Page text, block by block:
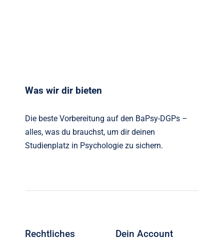
Was wir dir bieten
Die beste Vorbereitung auf den BaPsy-DGPs –
alles, was du brauchst, um dir deinen
Studienplatz in Psychologie zu sichern.
Rechtliches Dein Account